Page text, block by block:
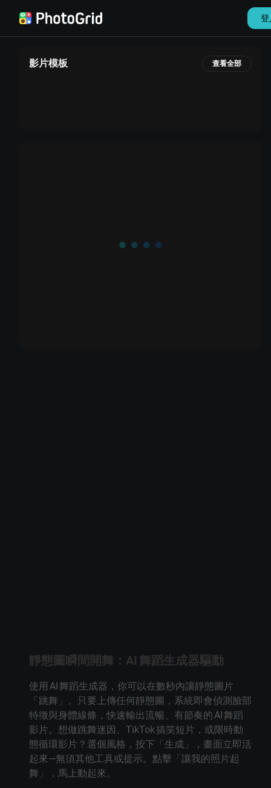
登
影片模板 查看全部
靜態圖瞬間開舞：AI 舞蹈生成器驅動
使用 AI 舞蹈生成器，你可以在數秒內讓靜態圖片
「跳舞」。只要上傳任何靜態圖，系統即會偵測臉部
特徵與身體線條，快速輸出流暢、有節奏的 AI 舞蹈
影片。想做跳舞迷因、TikTok 搞笑短片，或限時動
態循環影片？選個風格，按下「生成」，畫面立即活
起來—無須其他工具或提示。點擊「讓我的照片起
舞」，馬上動起來。